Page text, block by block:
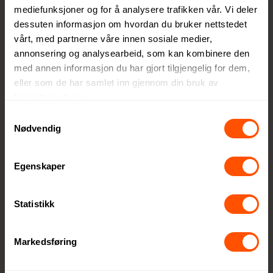
mediefunksjoner og for å analysere trafikken vår. Vi deler
dessuten informasjon om hvordan du bruker nettstedet
vårt, med partnerne våre innen sosiale medier,
annonsering og analysearbeid, som kan kombinere den
med annen informasjon du har gjort tilgjengelig for dem,
eller som de har samlet inn gjennom din bruk av
Nødvendig
Egenskaper
Statistikk
Markedsføring
produkt
er som
skaper
verdi,
både for
mottake